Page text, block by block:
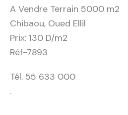
A Vendre Terrain 5000 m2
Chibaou, Oued Ellil
Prix: 130 D/m2
Réf-7893
Tél. 55 633 000
.